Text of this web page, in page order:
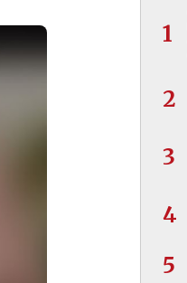
1
2
3
4
5